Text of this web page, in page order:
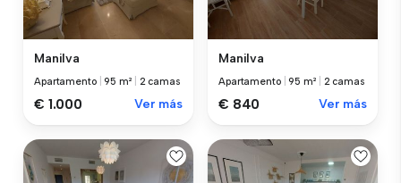
Manilva
Apartamento |95 m² 2 camas
€ 1.000 Ver más
Manilva
Apartamento |95 m² 2 camas
€ 840 Ver más